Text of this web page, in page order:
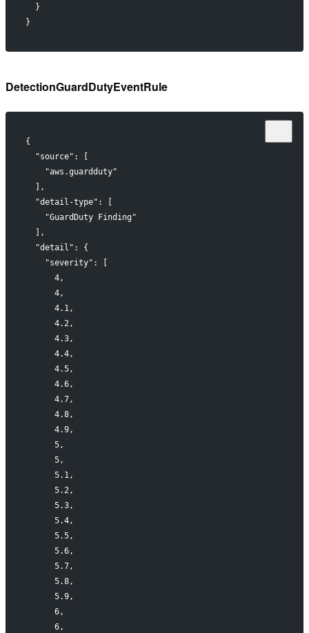
  }
}
DetectionGuardDutyEventRule
{
  "source": [
    "aws.guardduty"
  ],
  "detail-type": [
    "GuardDuty Finding"
  ],
  "detail": {
    "severity": [
      4,
      4,
      4.1,
      4.2,
      4.3,
      4.4,
      4.5,
      4.6,
      4.7,
      4.8,
      4.9,
      5,
      5,
      5.1,
      5.2,
      5.3,
      5.4,
      5.5,
      5.6,
      5.7,
      5.8,
      5.9,
      6,
      6,